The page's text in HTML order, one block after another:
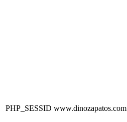
PHP_SESSID www.dinozapatos.com